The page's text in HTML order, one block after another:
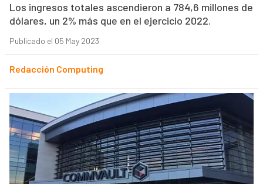
Los ingresos totales ascendieron a 784,6 millones de
dólares, un 2% más que en el ejercicio 2022.
Publicado el 05 May 2023
Redacción Computing